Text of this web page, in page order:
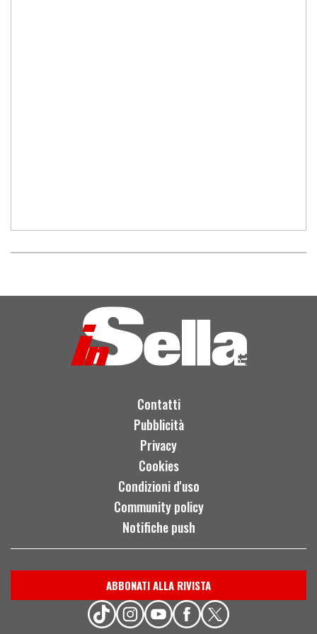
Contatti
Pubblicità
Privacy
Cookies
Condizioni d'uso
Community policy
Notifiche push
ABBONATI ALLA RIVISTA